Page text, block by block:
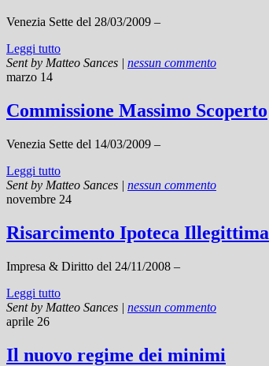
Venezia Sette del 28/03/2009 –
Leggi tutto
Sent by Matteo Sances | nessun commento
marzo 14
Commissione Massimo Scoperto
Venezia Sette del 14/03/2009 –
Leggi tutto
Sent by Matteo Sances | nessun commento
novembre 24
Risarcimento Ipoteca Illegittima
Impresa & Diritto del 24/11/2008 –
Leggi tutto
Sent by Matteo Sances | nessun commento
aprile 26
Il nuovo regime dei minimi